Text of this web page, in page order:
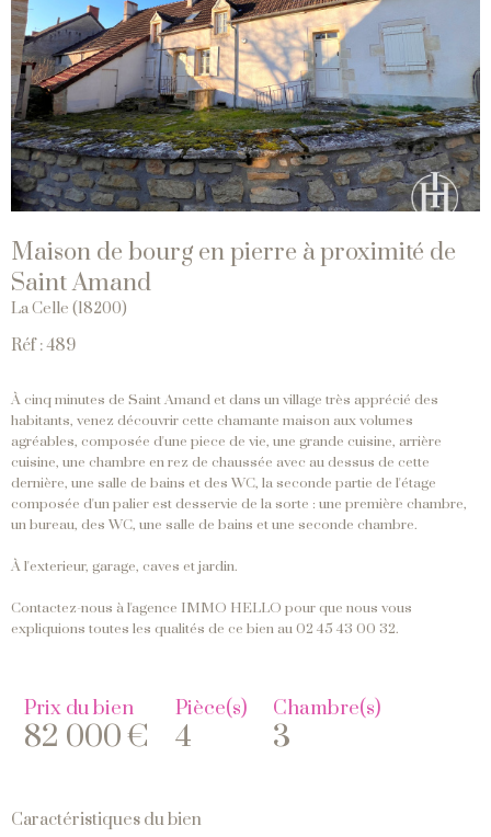
Maison de bourg en pierre à proximité de
Saint Amand
La Celle (18200)
Réf : 489
À cinq minutes de Saint Amand et dans un village très apprécié des
habitants, venez découvrir cette chamante maison aux volumes
agréables, composée d'une piece de vie, une grande cuisine, arrière
cuisine, une chambre en rez de chaussée avec au dessus de cette
dernière, une salle de bains et des WC, la seconde partie de l'étage
composée d'un palier est desservie de la sorte : une première chambre,
un bureau, des WC, une salle de bains et une seconde chambre.
À l'exterieur, garage, caves et jardin.
Contactez-nous à l'agence IMMO HELLO pour que nous vous
expliquions toutes les qualités de ce bien au 02 45 43 00 32.
Prix du bien
82 000 €
Pièce(s)
4
Chambre(s)
3
Caractéristiques du bien